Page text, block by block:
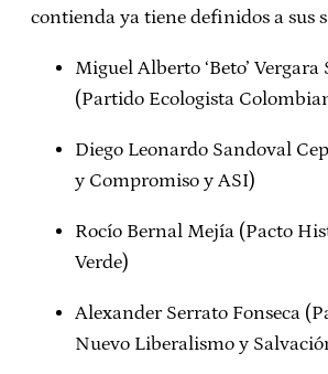
contienda ya tiene definidos a sus
Miguel Alberto ‘Beto’ Vergara
(Partido Ecologista
Diego Leonardo Sandoval
y Compromiso y ASI)
Rocío Bernal Mejía (Pacto
Verde)
Alexander Serrato Fonseca
Nuevo Liberalismo y